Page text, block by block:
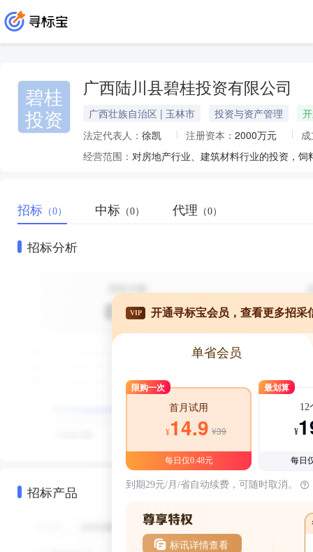
碧桂
投资
广西陆川县碧桂投资有限公司
广西壮族自治区 | 玉林市 投资与资产管理
法定代表人： 徐凯 注册资本： 2000万元
经营范围： 对房地产行业、建筑材料行业的投资，
招标 （0） 中标 （0） 代理 （0）
招标分析
招标产品
VIP 开通寻标宝会员，查看更多招采
单省会员
限购一次
首月试用
¥14.9 ¥39
每日仅0.48元
最划算
12
¥
每日
到期29元/月/省自动续费，可随时取消。
标讯详情查看